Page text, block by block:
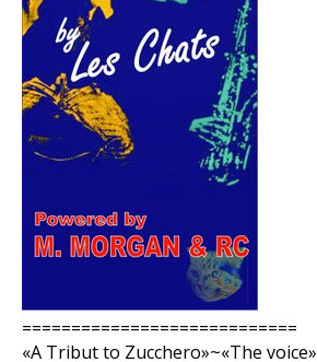
============================
«A Tribut to Zucchero»~«The voice»